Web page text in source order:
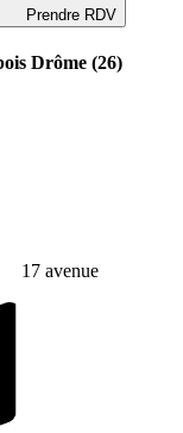
Prendre RDV
Drôme (26)
17 avenue